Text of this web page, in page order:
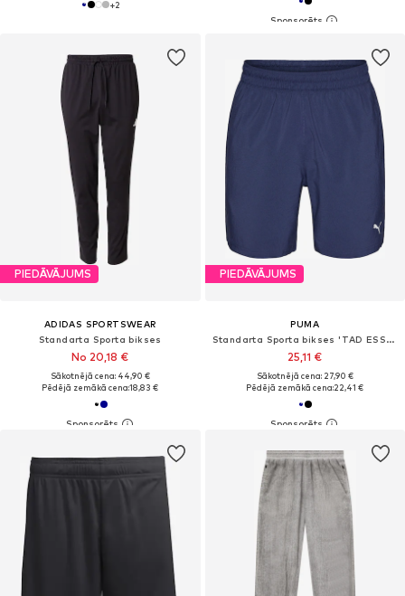
+2
PIEDĀVĀJUMS
ADIDAS SPORTSWEAR
Standarta Sporta bikses
No 20,18 €
Sākotnējā cena: 44,90 €
Pēdējā zemākā cena:18,83 €
PIEDĀVĀJUMS
PUMA
Standarta Sporta bikses 'TAD ESSENTIALS'
25,11 €
Sākotnējā cena: 27,90 €
Pēdējā zemākā cena:22,41 €